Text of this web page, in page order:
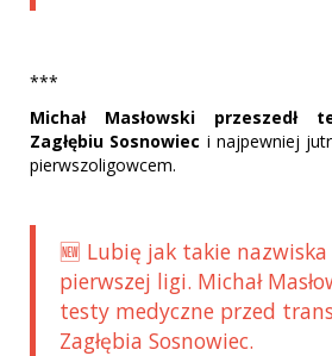
***
Michał Masłowski przeszedł
Zagłębiu Sosnowiec i najpewniej
pierwszoligowcem.
🆕 Lubię jak takie
pierwszej ligi. Michał
testy medyczne przed
Zagłębia Sosnowiec.